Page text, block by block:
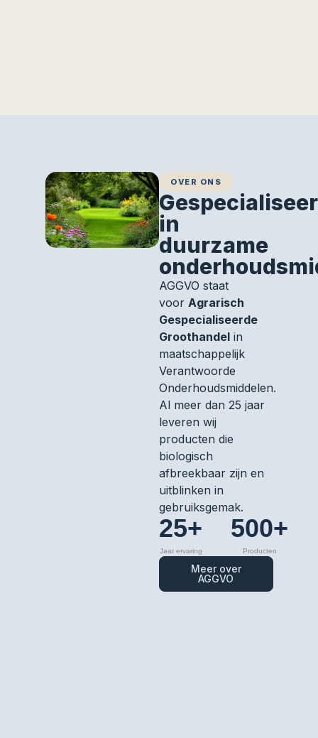
OVER ONS
in
duurzame
AGGVO staat
voor Agrarisch
Gespecialiseerde
Groothandel in
maatschappelijk
Verantwoorde
Onderhoudsmiddelen.
Al meer dan 25 jaar
leveren wij
producten die
biologisch
afbreekbaar zijn en
uitblinken in
gebruiksgemak.
25+
Jaar ervaring
500+
Producten
Meer over
AGGVO